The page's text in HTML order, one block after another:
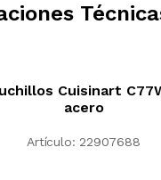
Cuisinart
acero
Artículo: 22907688